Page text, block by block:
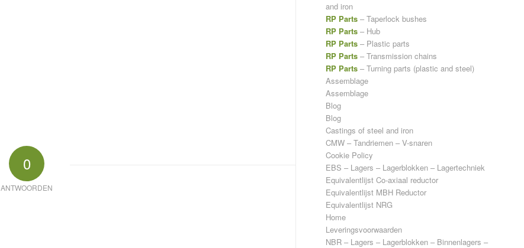
0
ANTWOORDEN
and iron
RP Parts– Taperlock bushes
RP Parts – Hub
RP Parts – Plastic parts
RP Parts – Transmission chains
RP Parts – Turning parts (plastic and steel)
Assemblage
Assemblage
Blog
Blog
Castings of steel and iron
CMW – Tandriemen – V-snaren
Cookie Policy
EBS – Lagers – Lagerblokken – Lagertechniek
Equivalentlijst Co-axiaal reductor
Equivalentlijst MBH Reductor
Equivalentlijst NRG
Home
Leveringsvoorwaarden
NBR – Lagers – Lagerblokken – Binnenlagers –